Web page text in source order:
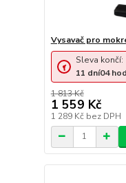
Vysavač pro
1 813 Kč
1 559 Kč
1 289 Kč bez DPH
Sleva končí:
11 dní04hod